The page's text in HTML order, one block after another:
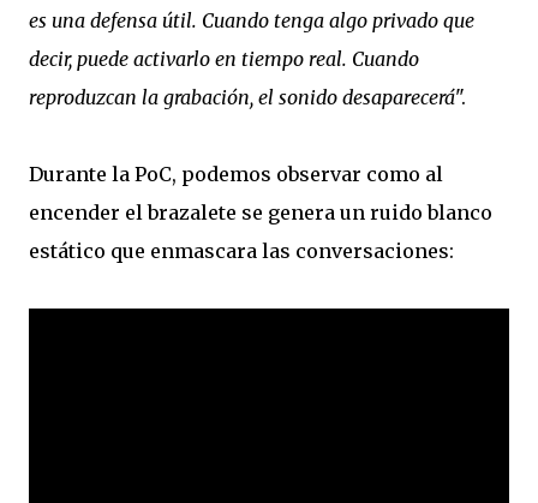
es una defensa útil. Cuando tenga algo privado que
decir, puede activarlo en tiempo real. Cuando
reproduzcan la grabación, el sonido desaparecerá".
Durante la PoC, podemos observar como al
encender el brazalete se genera un ruido blanco
estático que enmascara las conversaciones: